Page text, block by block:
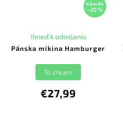
€34,99
–20 %
Pánska mikina Hamburger
Ihneď k odoslaniu
€27,99
To chcem